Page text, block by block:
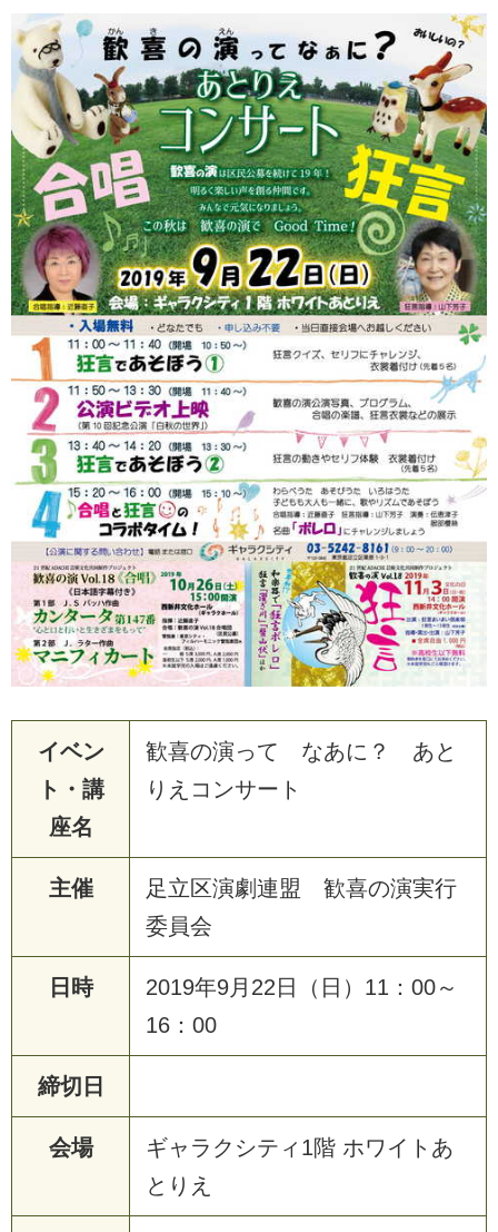
イベン
ト・講
座名
歓喜の演って なあに？ あと
りえコンサート
主催
足立区演劇連盟 歓喜の演実行
委員会
日時
2019年9月22日（日）11：00～
16：00
締切日
会場
ギャラクシティ1階 ホワイトあ
とりえ